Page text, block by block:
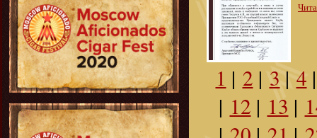
1 | 2 | 3 | 4
| 12 | 13 |